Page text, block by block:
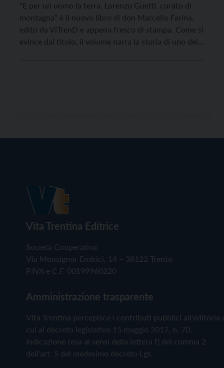
“E per un uomo la terra. Lorenzo Guetti, curato di
montagna” è il nuovo libro di don Marcello Farina,
edito da ViTrenD e appena fresco di stampa. Come si
evince dal titolo, il volume narra la storia di uno dei
Vita Trentina Editrice
Società Cooperativa
Via Monsignor Endrici, 14 – 38122 Trento
P.IVA e C.F. 00199960220
Amministrazione trasparente
Vita Trentina percepisce i contributi pubblici all'editoria
cui al decreto legislativo 15 maggio 2017, n. 70.
Indicazione resa ai sensi della lettera f) del comma 2
dell'art. 5 del medesimo decreto Lgs.